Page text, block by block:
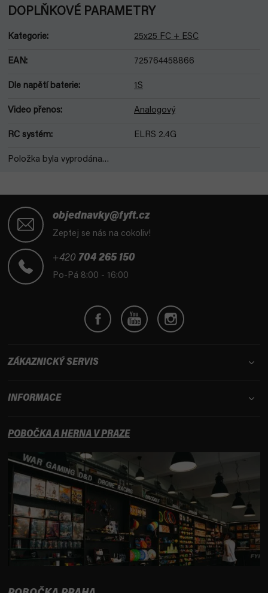
DOPLŇKOVÉ PARAMETRY
Kategorie: 25x25 FC + ESC
EAN: 725764458866
Dle napětí baterie: 1S
Video přenos: Analogový
RC systém: ELRS 2.4G
Položka byla vyprodána…
objednavky@fyft.cz
Zeptej se nás na cokoliv!
+420 704 265 150
Po-Pá 8:00 - 16:00
ZÁKAZNICKÝ SERVIS
INFORMACE
POBOČKA A HERNA V PRAZE